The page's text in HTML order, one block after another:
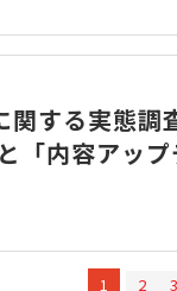
関する実態調
「内容アッ
1 2 3